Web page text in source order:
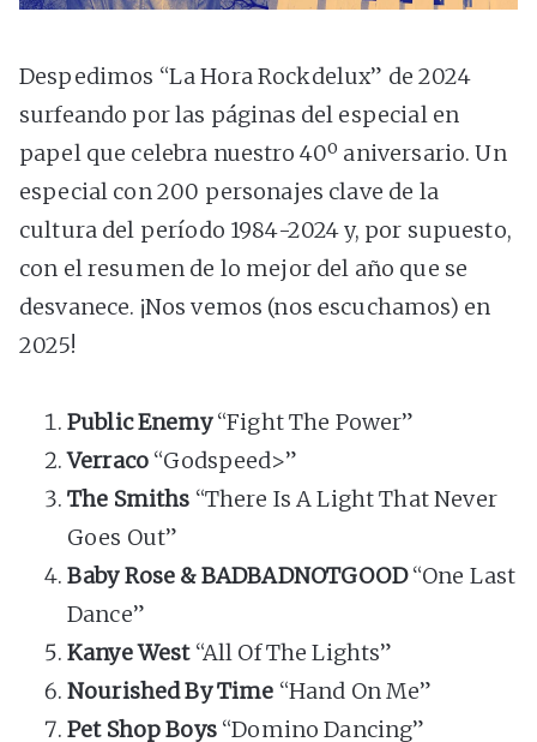
Despedimos “La Hora Rockdelux” de 2024
surfeando por las páginas del especial en
papel que celebra nuestro 40º aniversario. Un
especial con 200 personajes clave de la
cultura del período 1984-2024 y, por supuesto,
con el resumen de lo mejor del año que se
desvanece. ¡Nos vemos (nos escuchamos) en
2025!
Public Enemy“Fight The Power”
Verraco “Godspeed>”
The Smiths “There Is A Light That Never
Goes Out”
Baby Rose & BADBADNOTGOOD“One Last
Dance”
Kanye West“All Of The Lights”
Nourished ByTime “Hand On Me”
Pet Shop Boys“Domino Dancing”